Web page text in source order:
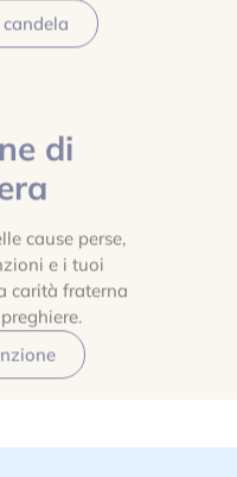
di
cause perse,
e i tuoi
carità fraterna